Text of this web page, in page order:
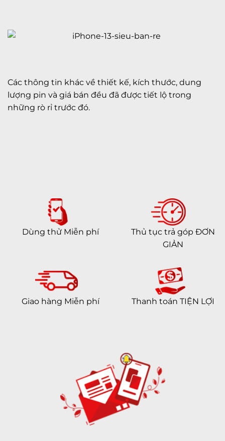
Các thông tin khác về thiết kế, kích thước, dung
lượng pin và giá bán đều đã được tiết lộ trong
những rò rỉ trước đó.
Dùng thử Miễn phí
Thủ tục trả góp ĐƠN
GIẢN
Giao hàng Miễn phí Thanh toán TIỆN LỢI